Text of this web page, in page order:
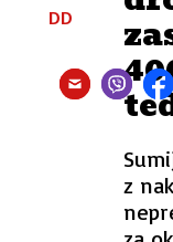
z
DD